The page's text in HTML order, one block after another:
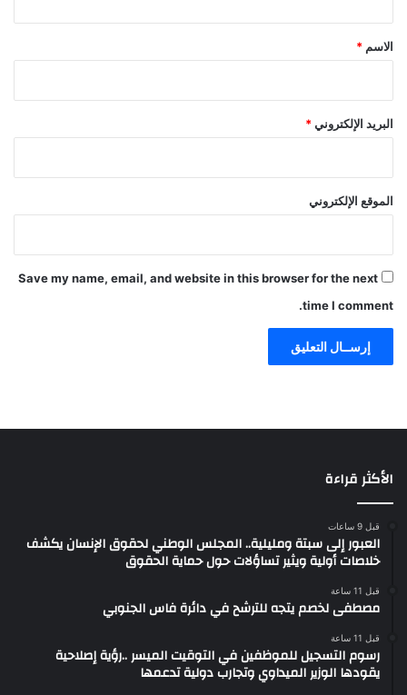
*
الاسم *
البريد الإلكتروني*
الموقع الإلكتروني
Save my name, email, and website in this browser for the next
time I comment.
الأكثر قراءة
قبل 9 ساعات
العبور إلى سبتة ومليلية.. المجلس الوطني لحقوق الإنسان يكشف
خلاصات أولية ويثير تساؤلات حول حماية الحقوق
قبل 11 ساعة
مصطفى لخصم يتجه للترشح في دائرة فاس الجنوبي
قبل 11 ساعة
رسوم التسجيل للموظفين في التوقيت الميسر ..رؤية إصلاحية
يقودها الوزير الميداوي وتجارب دولية تدعمها